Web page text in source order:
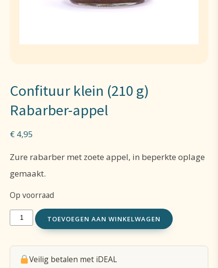
Confituur klein (210 g)
Rabarber-appel
€ 4,95
Zure rabarber met zoete appel, in beperkte oplage
gemaakt.
Op voorraad
Confituur
(210
TOEVOEGEN AAN WINKELWAGEN
Veilig betalen met iDEAL